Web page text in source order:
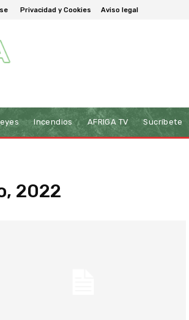
Privacidad y Cookies Aviso legal
Incendios AFRIGA TV Sucríbete
2022